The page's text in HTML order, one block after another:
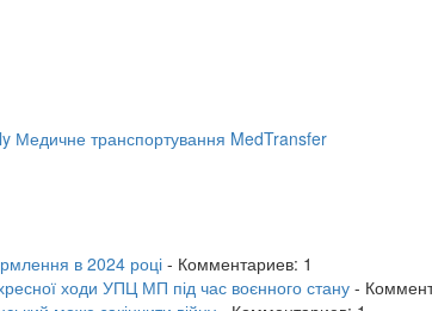
Медичне транспортування MedTransfer
в 2024 році - Комментариев: 1
ходи УПЦ МП під час воєнного стану -